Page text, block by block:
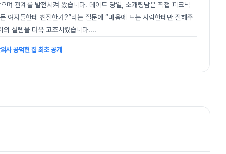
며 관계를 발전시켜 왔습니다. 데이트 당일, 소개팅남은 직접 피크닉
여자들한테 친절한가?”라는 질문에 “마음에 드는 사람한테만 잘해주
설렘을 더욱 고조시켰습니다....
사 공덕현 집 최초 공개